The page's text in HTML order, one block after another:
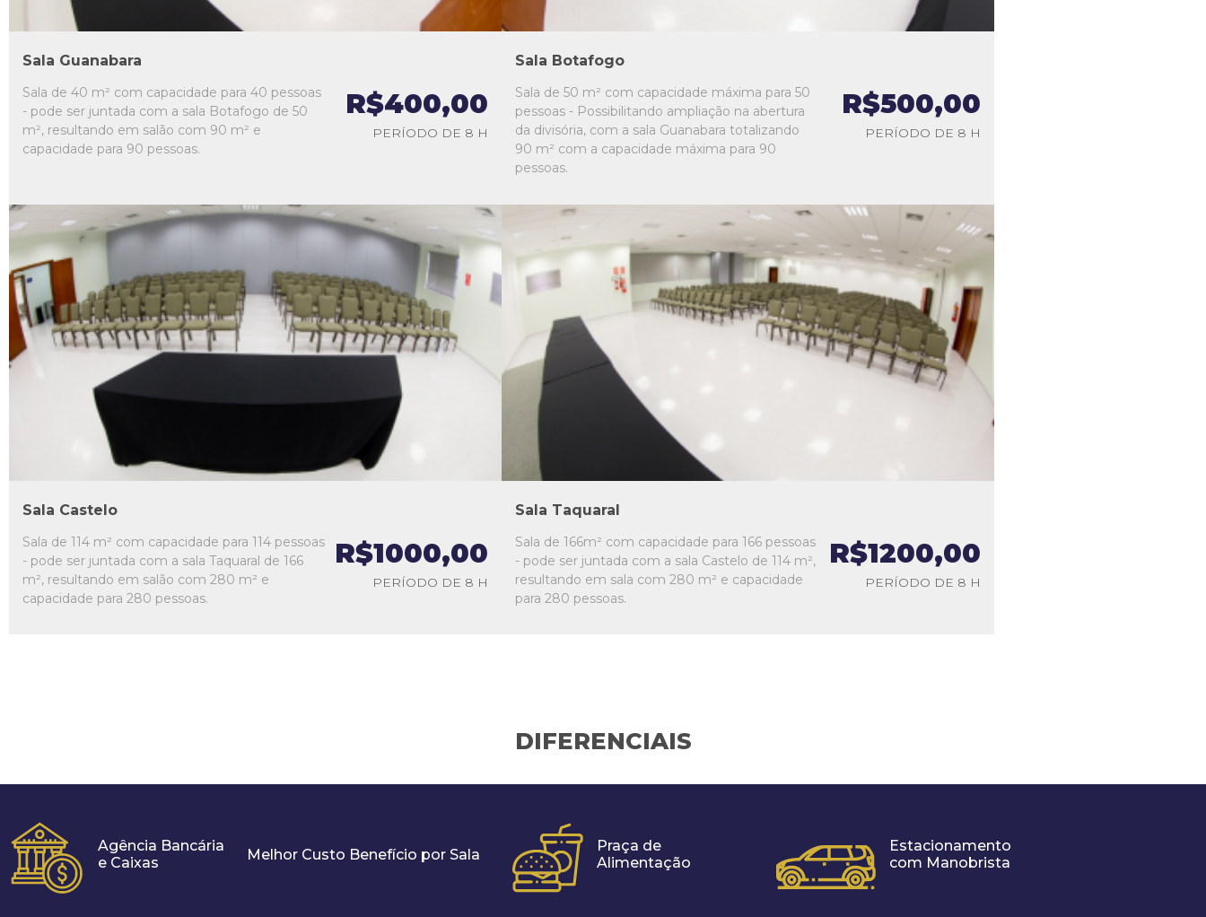
Sala Guanabara
Sala de 40 m² com capacidade para 40 pessoas
- pode ser juntada com a sala Botafogo de 50
m², resultando em salão com 90 m² e
capacidade para 90 pessoas.
R$400,00
PERÍODO DE 8 H
Sala Botafogo
Sala de 50 m² com capacidade máxima para 50
pessoas - Possibilitando ampliação na abertura
da divisória, com a sala Guanabara totalizando
90 m² com a capacidade máxima para 90
pessoas.
R$500,00
PERÍODO DE 8 H
L1
L2
L3
L4
Sala Castelo
Sala de 114 m² com capacidade para 114 pessoas
- pode ser juntada com a sala Taquaral de 166
m², resultando em salão com 280 m² e
capacidade para 280 pessoas.
R$1000,00
PERÍODO DE 8 H
L1
L3
L4
L5
Sala Taquaral
Sala de 166m² com capacidade para 166 pessoas
- pode ser juntada com a sala Castelo de 114 m²,
resultando em sala com 280 m² e capacidade
para 280 pessoas.
R$1200,00
PERÍODO DE 8 H
DIFERENCIAIS
Agência Bancária
e Caixas
Melhor Custo Benefício por Sala
Praça de
Alimentação
Estacionamento
com Manobrista